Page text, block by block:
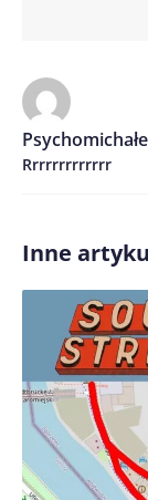
Treść
Imię/ Nick*
pisania
Rrrrrrrrrrrrr
Inne